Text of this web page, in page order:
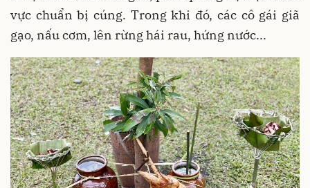
vực chuẩn bị cúng. Trong khi đó, các cô gái giã
gạo, nấu cơm, lên rừng hái rau, hứng nước...